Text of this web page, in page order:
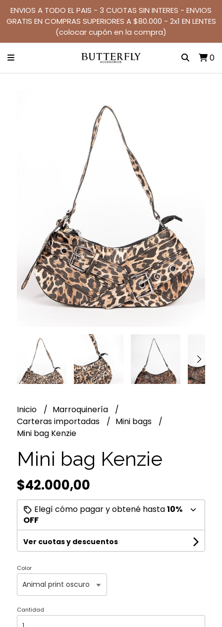
ENVIOS A TODO EL PAIS - 3 CUOTAS SIN INTERES - ENVIOS
GRATIS EN COMPRAS SUPERIORES A $80.000 - 2x1 EN LENTES
(colocar cupón en la compra)
0
Inicio
Marroquinería
Carteras importadas
Mini bags
Mini bag Kenzie
Mini bag Kenzie
$42.000,00
Elegí cómo pagar y obtené hasta10%
OFF
Ver cuotas y descuentos
Color
Cantidad